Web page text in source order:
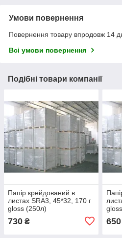
Умови повернення
Повернення товару впродовж 14
Всі умови повернення
Подібні товари компанії
Папір крейдований в
листах SRA3, 45*32, 170 г
gloss (250л)
730 ₴ 650